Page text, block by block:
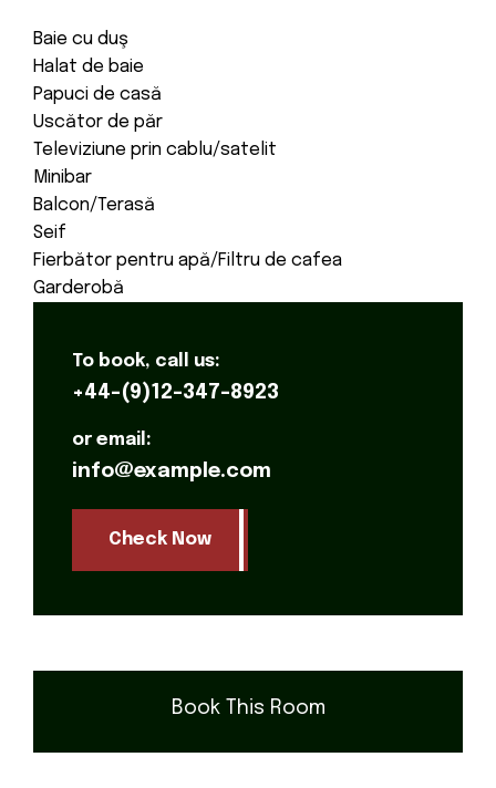
Baie cu duş
Halat de baie
Papuci de casă
Uscător de păr
Televiziune prin cablu/satelit
Minibar
Balcon/Terasă
Seif
Fierbător pentru apă/Filtru de cafea
Garderobă
To book, call us:
+44-(9)12-347-8923
or email:
info@example.com
Check Now
Book This Room